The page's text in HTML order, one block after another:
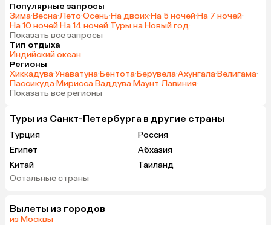
Популярные запросы
Зима·Весна·Лето·Осень·На двоих·На 5 ночей·На 7 ночей·
На 10 ночей·На 14 ночей·Туры на Новый год·
Показать все запросы
Тип отдыха
Индийский океан
Регионы
Хиккадува·Унаватуна·Бентота·Берувела·Ахунгала·Велигама·
Пассикуда·Мирисса·Ваддува·Маунт Лавиния·
Показать все регионы
Туры из Санкт-Петербурга в другие страны
Турция
Россия
Египет
Абхазия
Китай
Таиланд
Вьетнам
Грузия
Остальные страны
Вылеты из городов
из Москвы